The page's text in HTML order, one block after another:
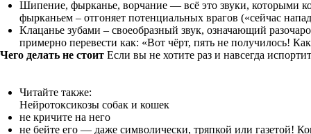
Шипение, фырканье, ворчание — всё это звуки, которыми
фырканьем – отгоняет потенциальных врагов («сейчас
Клацанье зубами – своеобразный звук, означающий
примерно перевести как: «Вот чёрт, пять не получилось!
Чего делать не стоит Если вы не хотите раз и навсегда
Читайте также:
Нейротоксикозы собак и кошек
не кричите на него
не бейте его — даже символически, тряпкой или газетой!